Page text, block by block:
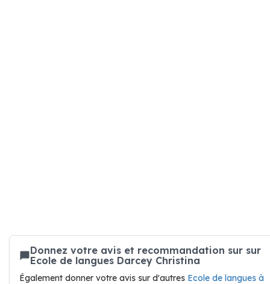
Donnez votre avis et recommandation sur sur
Ecole de langues Darcey Christina
Également donner votre avis sur d'autres Ecole de langues à